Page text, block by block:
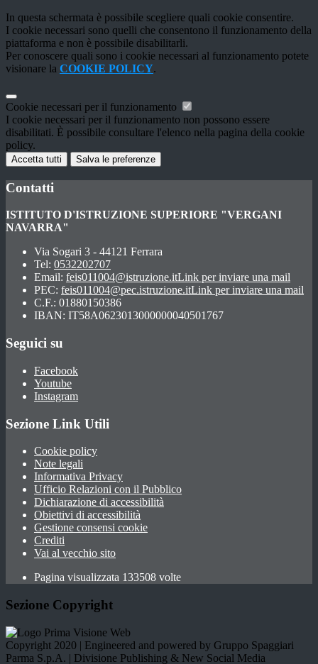
In questa schermata è possibile scegliere quali cookie consentire.
I cookie necessari sono quelli che consentono il funzionamento della
piattaforma e non è possibile disabilitarli.
Per conoscere quali sono i cookie necessari al funzionamento potete
visionare la COOKIE POLICY.
Cookie necessari per il funzionamento
I cookie necessari per il funzionamento non possono essere
disabilitati. È possibile consultare l'elenco nella pagina della cookie
policy.
Accetta tutti Salva le preferenze
Contatti
ISTITUTO D'ISTRUZIONE SUPERIORE "VERGANI
NAVARRA"
Via Sogari 3 - 44121 Ferrara
Tel: 0532202707
Email: feis011004@istruzione.itLink per inviare una mail
PEC: feis011004@pec.istruzione.itLink per inviare una mail
C.F.: 01880150386
IBAN: IT58A0623013000000040501767
Seguici su
Facebook
Youtube
Instagram
Sezione Link Utili
Cookie policy
Note legali
Informativa Privacy
Ufficio Relazioni con il Pubblico
Dichiarazione di accessibilità
Obiettivi di accessibilità
Gestione consensi cookie
Crediti
Vai al vecchio sito
Pagina visualizzata 133508 volte
Sezione Copyright
Copyright 2020 | Engineered and powered by Gruppo Spaggiari
Parma S.p.A. | Divisione Publishing & New Social Media